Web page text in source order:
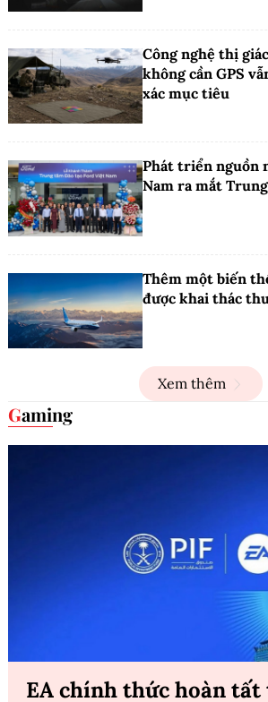
Công nghệ thị
không cần GPS
xác mục tiêu
Phát triển nguồn
Nam ra mắt
Thêm một biến
được khai thác
Xem thêm
Gaming
EA chính thức hoàn